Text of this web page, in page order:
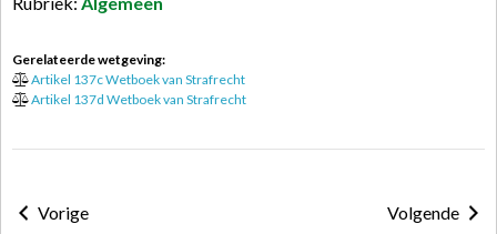
Gerelateerde wetgeving:
Artikel 137c Wetboek van Strafrecht
Artikel 137d Wetboek van Strafrecht
Vorige
Volgende